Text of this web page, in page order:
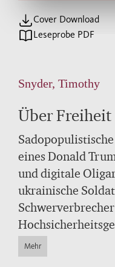
Cover Download
Leseprobe PDF
Snyder, Timothy
Über Freiheit
eines Donald
und digitale
ukrainische
sie alle treten auf
Simone Weil,
Mehr